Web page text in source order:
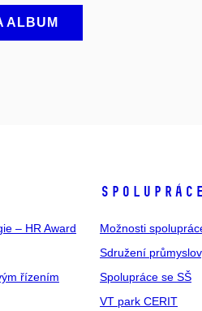
ALBUM
– HR Award
řízením
SPOLUPRÁCE
Možnosti
Sdružení
Spolupráce se SŠ
VT park CERIT